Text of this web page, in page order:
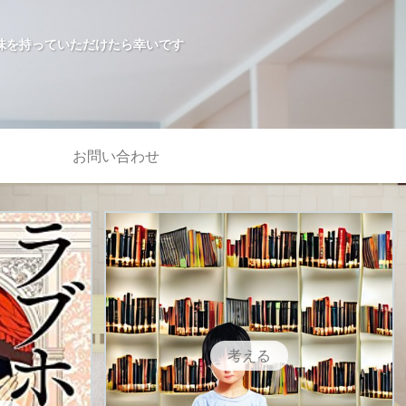
持っていただけたら幸いです
お問い合わせ
考える